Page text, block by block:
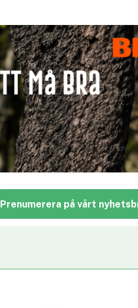
Prenumerera på vårt